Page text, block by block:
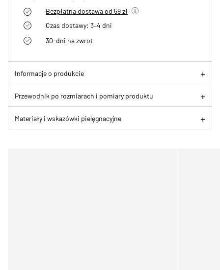
Bezpłatna dostawa od 59 zł
Czas dostawy: 3–4 dni
30-dni na zwrot
Informacje o produkcie
Przewodnik po rozmiarach i pomiary produktu
Materiały i wskazówki pielęgnacyjne